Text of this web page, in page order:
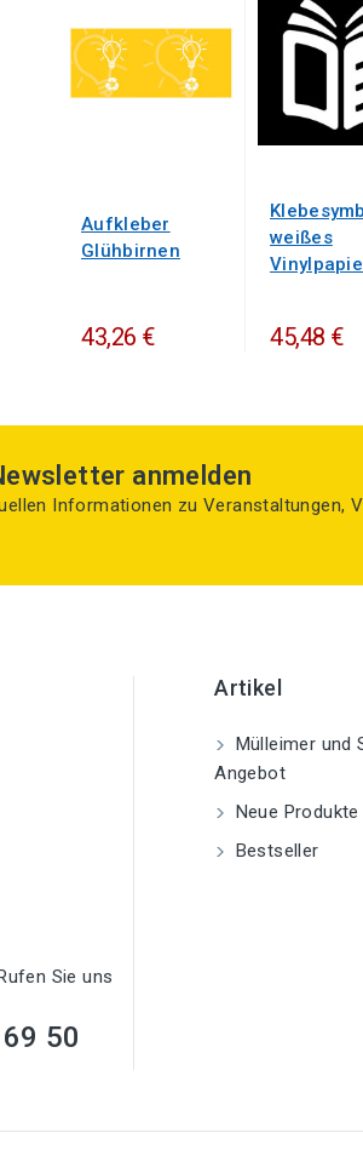
Aufkleber
Glühbirnen
43,26 €
weißes
45,48 €
anmelden
Informationen zu Veranstaltungen,
Sie uns
50
Artikel
Mülleimer und
Angebot
Neue Produkte
Bestseller